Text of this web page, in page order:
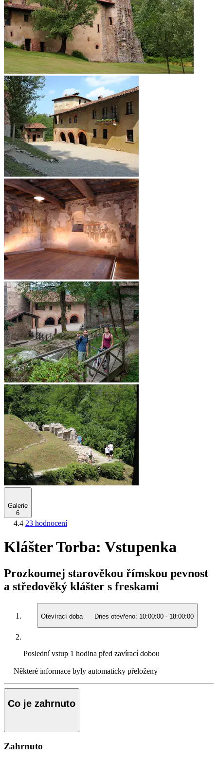
Galerie
6
4.4 23 hodnocení
Klášter Torba: Vstupenka
Prozkoumej starověkou římskou pevnost
a středověký klášter s freskami
Otevírací doba Dnes otevřeno: 10:00:00 - 18:00:00
Poslední vstup 1 hodina před zavírací dobou
Některé informace byly automaticky přeloženy
Co je zahrnuto
Zahrnuto